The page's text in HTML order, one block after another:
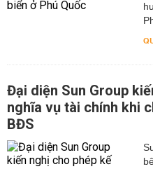
Đại diện Sun Group
nghĩa vụ tài chính khi
BĐS